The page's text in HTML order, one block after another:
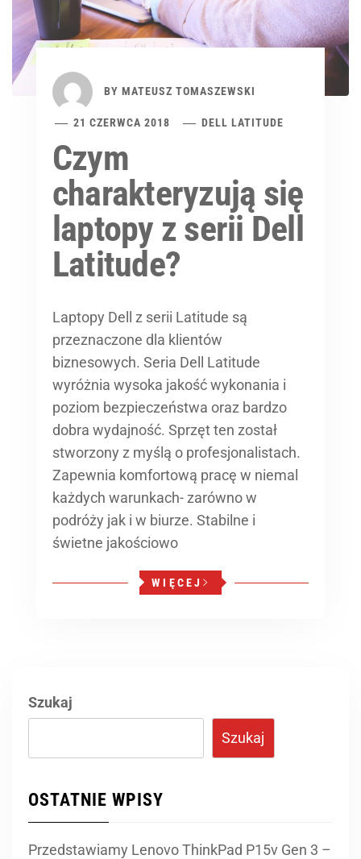
BY MATEUSZ TOMASZEWSKI
21 CZERWCA 2018 DELL LATITUDE
Czym
charakteryzują się
laptopy z serii Dell
Latitude?
Laptopy Dell z serii Latitude są
przeznaczone dla klientów
biznesowych. Seria Dell Latitude
wyróżnia wysoka jakość wykonania i
poziom bezpieczeństwa oraz bardzo
dobra wydajność. Sprzęt ten został
stworzony z myślą o profesjonalistach.
Zapewnia komfortową pracę w niemal
każdych warunkach- zarówno w
podróży jak i w biurze. Stabilne i
świetne jakościowo
WIĘCEJ
Szukaj
Szukaj
OSTATNIE WPISY
Przedstawiamy Lenovo ThinkPad P15v Gen 3 –